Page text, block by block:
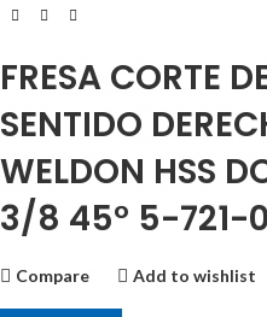
FRESA CORTE
SENTIDO
WELDON HSS
3/8 45° 5-721-
Compare Add to wishlist